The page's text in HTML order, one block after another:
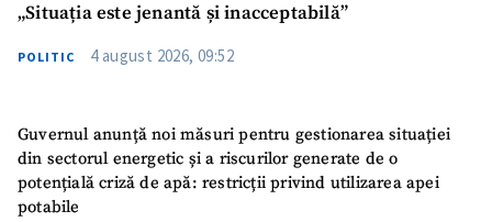
„Situația este jenantă și inacceptabilă”
POLITIC 4 august 2026, 09:52
Guvernul anunță noi măsuri pentru gestionarea situației
din sectorul energetic și a riscurilor generate de o
potențială criză de apă: restricții privind utilizarea apei
potabile